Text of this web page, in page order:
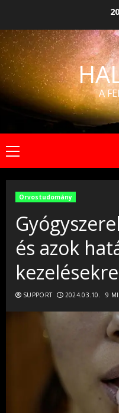
content
A
Primary
Menu
Orvostudomány
és azok
kezelésekre
SUPPORT 2024.03.10. 9